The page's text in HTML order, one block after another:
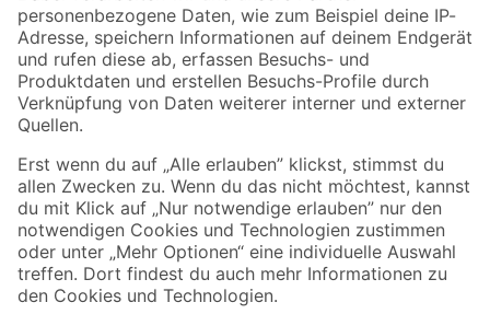
Zahlungsarten Versandarten
Sicher einkaufen
Jetzt die toom-App herunterladen